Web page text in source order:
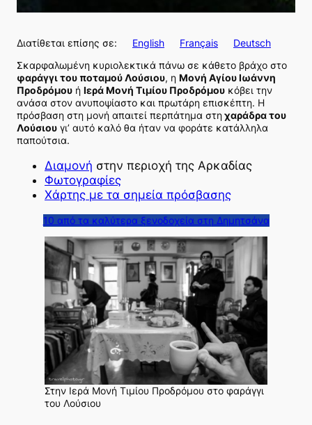
Διατίθεται επίσης σε: English Français
Deutsch
Σκαρφαλωμένη κυριολεκτικά πάνω σε κάθετο βράχο στο
φαράγγι του ποταμού Λούσιου, η Μονή Αγίου Ιωάννη
Προδρόμου ή Ιερά Μονή Τιμίου Προδρόμου κόβει την
ανάσα στον ανυποψίαστο και πρωτάρη επισκέπτη. Η
πρόσβαση στη μονή απαιτεί περπάτημα στηχαράδρα του
Λούσιου γι’ αυτό καλό θα ήταν να φοράτε κατάλληλα
παπούτσια.
Διαμονή στην περιοχή της Αρκαδίας
Φωτογραφίες
Χάρτης με τα σημεία πρόσβασης
10 από τα καλύτερα ξενοδοχεία στη Δημητσάνα
Στην Ιερά Μονή Τιμίου Προδρόμου στο φαράγγι
του Λούσιου